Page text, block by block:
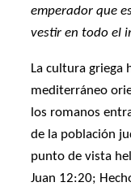
emperador que
vestir en todo el
La cultura griega
mediterráneo
los romanos
de la población
punto de vista
Juan 12:20;